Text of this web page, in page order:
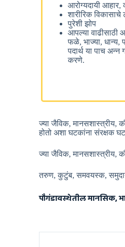
आरोग्यदायी आहार,
शारीरिक
पुरेशी झोप
आपल्या वाढीसाठी
फळे, भाज्या, धान्य,
पदार्थ या पाच
करणे.
ज्या जैविक, मानसशास्त्रीय,
होतो अशा घटकांना संरक्षक
ज्या जैविक, मानसशास्त्रीय,
तरुण, कुटुंब, समवयस्क, समुदाय
पौगंडावस्थेतील मानसिक,